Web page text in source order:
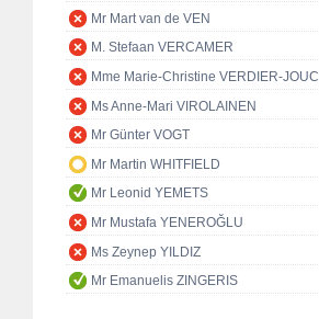
Mr Mart van de VEN
M. Stefaan VERCAMER
Mme Marie-Christine VERDIER-
Ms Anne-Mari VIROLAINEN
Mr Günter VOGT
Mr Martin WHITFIELD
Mr Leonid YEMETS
Mr Mustafa YENEROĞLU
Ms Zeynep YILDIZ
Mr Emanuelis ZINGERIS